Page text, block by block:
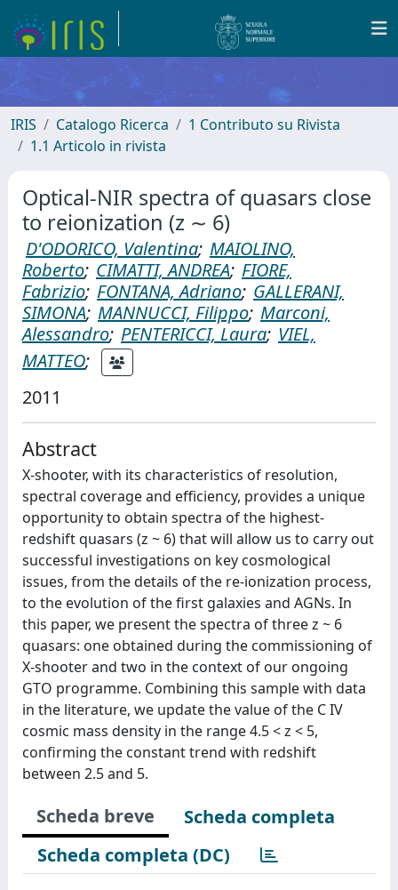
IRIS Catalogo Ricerca
1 Contributo su Rivista
1.1 Articolo in rivista
Optical-NIR spectra of quasars close
to reionization (z ∼ 6)
D'ODORICO, Valentina; MAIOLINO,
Roberto; CIMATTI, ANDREA; FIORE,
Fabrizio; FONTANA, Adriano; GALLERANI,
SIMONA; MANNUCCI, Filippo; Marconi,
Alessandro; PENTERICCI, Laura; VIEL,
MATTEO;
2011
Abstract
X-shooter, with its characteristics of resolution,
spectral coverage and efficiency, provides a unique
opportunity to obtain spectra of the highest-
redshift quasars (z ~ 6) that will allow us to carry out
successful investigations on key cosmological
issues, from the details of the re-ionization process,
to the evolution of the first galaxies and AGNs. In
this paper, we present the spectra of three z ~ 6
quasars: one obtained during the commissioning of
X-shooter and two in the context of our ongoing
GTO programme. Combining this sample with data
in the literature, we update the value of the C IV
cosmic mass density in the range 4.5 < z < 5,
confirming the constant trend with redshift
between 2.5 and 5.
Scheda breve
Scheda completa
Scheda completa (DC)